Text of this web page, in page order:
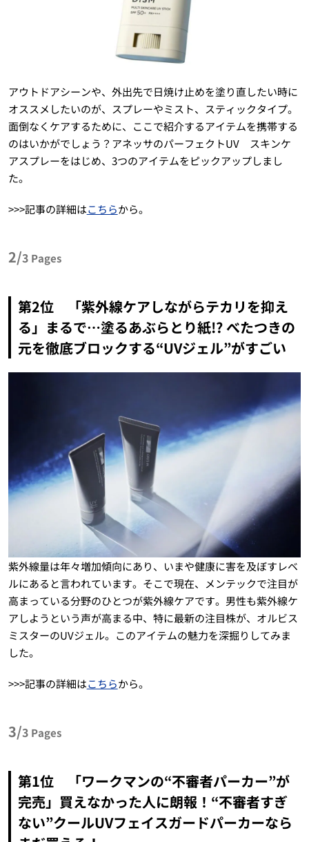
アウトドアシーンや、外出先で日焼け止めを塗り直したい時に
オススメしたいのが、スプレーやミスト、スティックタイプ。
面倒なくケアするために、ここで紹介するアイテムを携帯する
のはいかがでしょう？アネッサのパーフェクトUV スキンケ
アスプレーをはじめ、3つのアイテムをピックアップしまし
た。
>>>記事の詳細はこちらから。
2/3 Pages
第2位 「紫外線ケアしながらテカリを抑え
る」まるで…塗るあぶらとり紙!? べたつきの
元を徹底ブロックする“UVジェル”がすごい
紫外線量は年々増加傾向にあり、いまや健康に害を及ぼすレベ
ルにあると言われています。そこで現在、メンテックで注目が
高まっている分野のひとつが紫外線ケアです。男性も紫外線ケ
アしようという声が高まる中、特に最新の注目株が、オルビス
ミスターのUVジェル。このアイテムの魅力を深掘りしてみま
した。
>>>記事の詳細はこちらから。
3/3 Pages
第1位 「ワークマンの“不審者パーカー”が
完売」買えなかった人に朗報！“不審者すぎ
ない”クールUVフェイスガードパーカーなら